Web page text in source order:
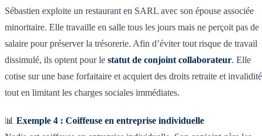
Sébastien exploite un restaurant en SARL avec son épouse associée
minoritaire. Elle travaille en salle tous les jours mais ne perçoit pas de
salaire pour préserver la trésorerie. Afin d’éviter tout risque de travail
dissimulé, ils optent pour le statut de conjoint collaborateur. Elle
cotise sur une base forfaitaire et acquiert des droits retraite et
tout en limitant les charges sociales immédiates.
📊 Exemple 4 : Coiffeuse en entreprise individuelle